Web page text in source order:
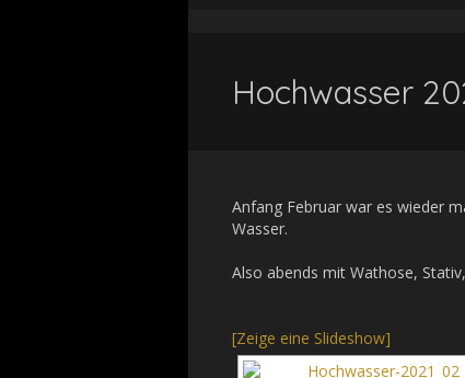
Hochwasser
Anfang Februar war es wieder
Wasser.
Also abends mit Wathose,
[Zeige eine Slideshow]